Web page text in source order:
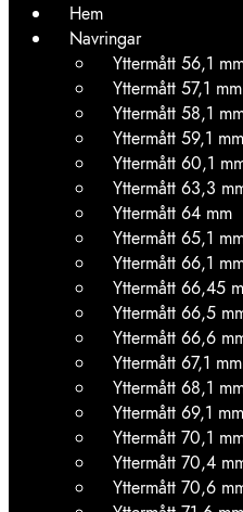
Hem
Navringar
Yttermått 56,1
Yttermått 57,1 mm
Yttermått 58,1
Yttermått 59,1 mm
Yttermått 60,1
Yttermått 63,3
Yttermått 64 mm
Yttermått 65,1
Yttermått 66,1
Yttermått 66,45
Yttermått 66,5
Yttermått 66,6
Yttermått 67,1 mm
Yttermått 68,1
Yttermått 69,1 mm
Yttermått 70,1
Yttermått 70,4
Yttermått 70,6